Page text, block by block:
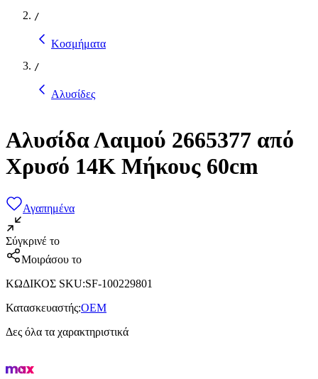
/
Κοσμήματα
/
Αλυσίδες
Αλυσίδα Λαιμού 2665377 από
Χρυσό 14K Μήκους 60cm
Αγαπημένα
Σύγκρινέ το
Μοιράσου το
ΚΩΔΙΚΟΣ SKU:SF-100229801
Κατασκευαστής:OEM
Δες όλα τα χαρακτηριστικά